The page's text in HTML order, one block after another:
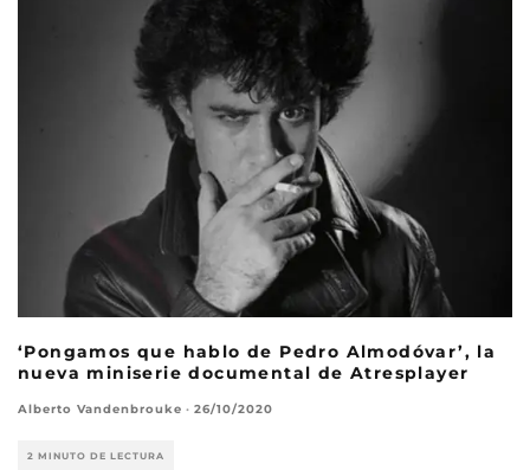
‘Pongamos que hablo de Pedro Almodóvar’, la
nueva miniserie documental de Atresplayer
Alberto Vandenbrouke · 26/10/2020
2 MINUTO DE LECTURA